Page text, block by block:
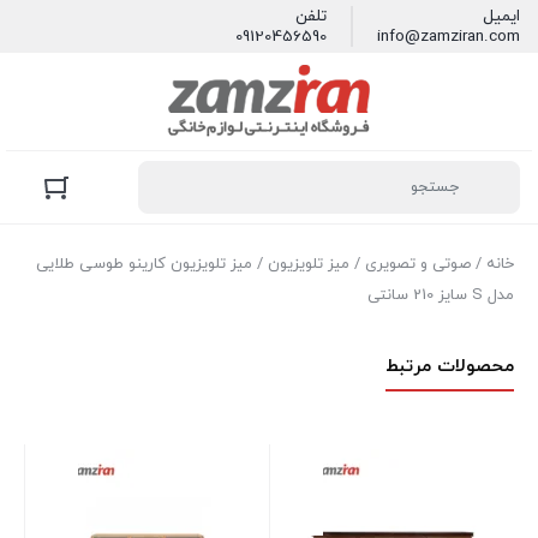
ایمیل
info@zamziran.com
تلفن
09120456590
خانه / صوتی و تصویری / میز تلویزیون / میز تلویزیون کارینو طوسی طلایی
مدل S سايز 210 سانتی
محصولات مرتبط